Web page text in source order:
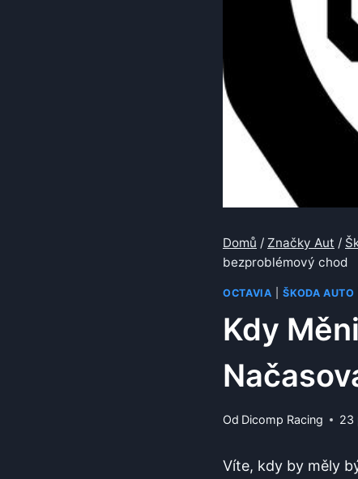
Domů / Značky Aut /
bezproblémový chod
OCTAVIA |ŠKODA AUTO
Kdy
Od Dicomp Racing 23
Víte, kdy by měly